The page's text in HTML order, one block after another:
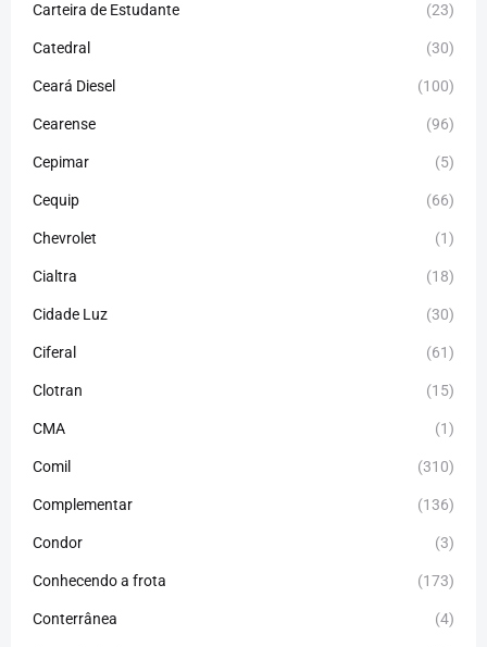
Carteira de Estudante (23)
Catedral (30)
Ceará Diesel (100)
Cearense (96)
Cepimar (5)
Cequip (66)
Chevrolet (1)
Cialtra (18)
Cidade Luz (30)
Ciferal (61)
Clotran (15)
CMA (1)
Comil (310)
Complementar (136)
Condor (3)
Conhecendo a frota (173)
Conterrânea (4)